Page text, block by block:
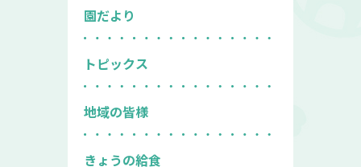
園だより
トピックス
地域の皆様
きょうの給食